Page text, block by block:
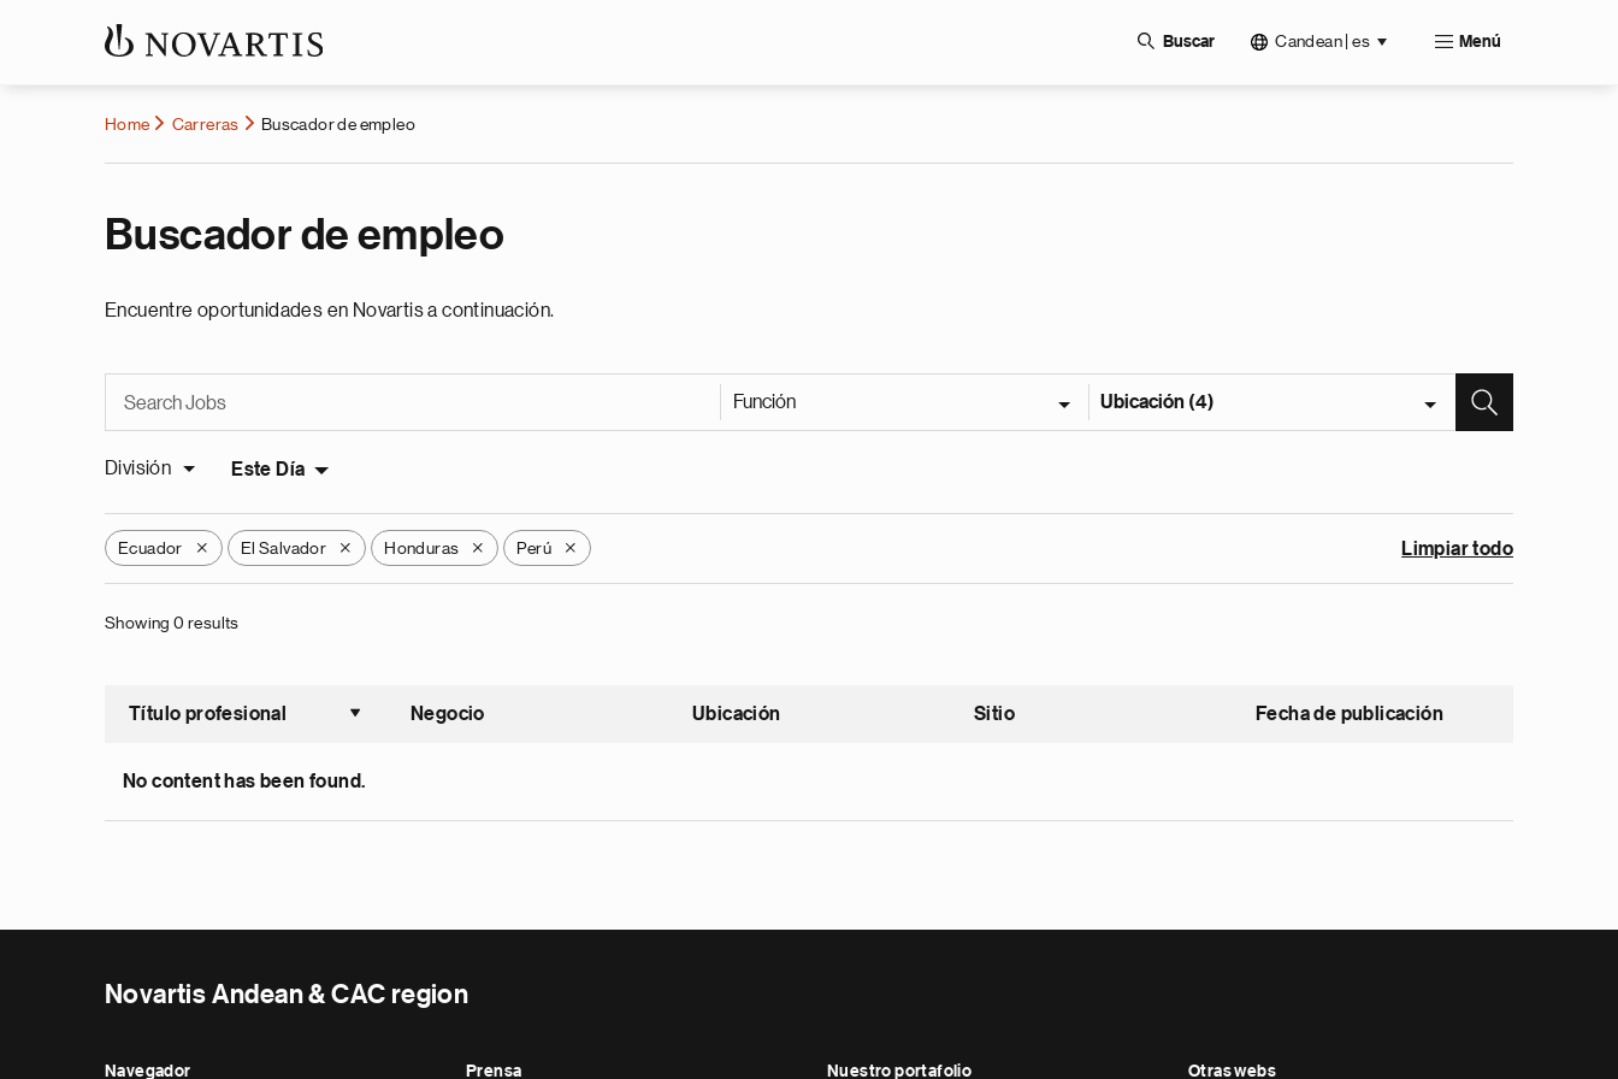
Buscar Candean | es Menú
Home Carreras Buscador de empleo
Buscador de empleo
Encuentre oportunidades en Novartis a continuación.
Función Ubicación (4)
División Este Día
Ecuador X El Salvador X Honduras X Perú X Limpiar todo
Showing 0 results
Título profesional
Ordenar ascendente
Negocio Ubicación Sitio Fecha de publicación
No content has been found.
Novartis Andean & CAC region
Navegador Prensa Nuestro portafolio Otras webs